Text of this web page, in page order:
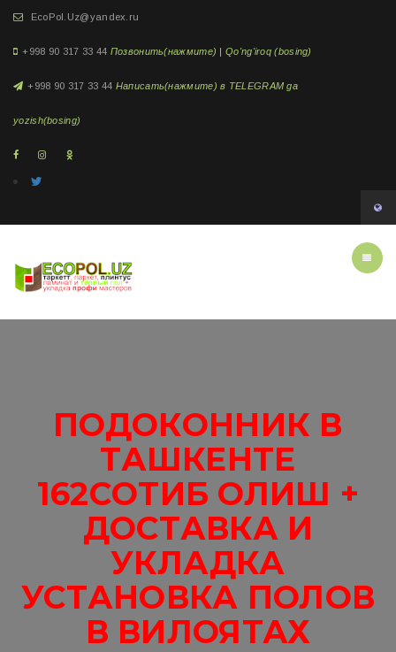
EcoPol.Uz@yandex.ru
+998 90 317 33 44 Позвонить(нажмите) | Qo'ng'iroq (bosing)
+998 90 317 33 44 Написать(нажмите) в TELEGRAM ga
yozish(bosing)
ПОДОКОННИК В
ТАШКЕНТЕ
162СОТИБ ОЛИШ +
ДОСТАВКА И
УКЛАДКА
УСТАНОВКА ПОЛОВ
В ВИЛОЯТАХ